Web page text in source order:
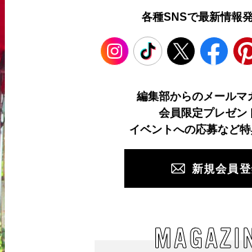
各種SNSで最新情報
TikTok Facebook
編集部からのメールマ
会員限定プレゼン
イベントへの応募など
新規会員